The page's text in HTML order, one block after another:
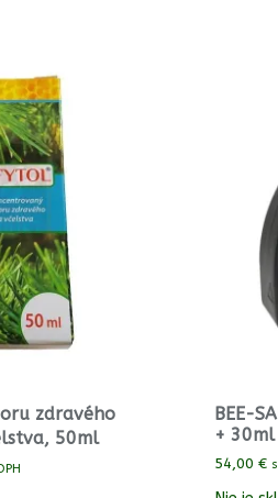
zdravého
50ml
BEE-
+ 30ml
54,00 €